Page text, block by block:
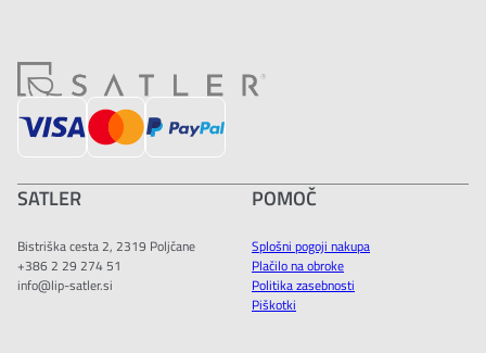
SATLER
Bistriška cesta 2, 2319 Poljčane
+386 2 29 274 51
info@lip-satler.si
POMOČ
Splošni pogoji nakupa
Plačilo na obroke
Politika zasebnosti
Piškotki